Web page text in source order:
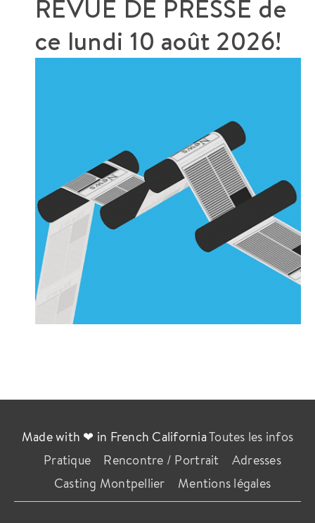
REVUE DE PRESSE de
ce lundi 10 août 2026!
Made with ❤ in French CaliforniaToutes les infos
Pratique
Rencontre / Portrait
Adresses
Casting Montpellier
Mentions légales